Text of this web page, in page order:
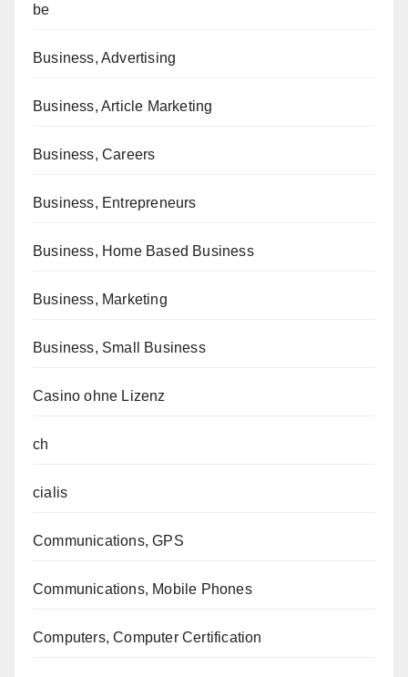
be
Business, Advertising
Business, Article Marketing
Business, Careers
Business, Entrepreneurs
Business, Home Based Business
Business, Marketing
Business, Small Business
Casino ohne Lizenz
ch
cialis
Communications, GPS
Communications, Mobile Phones
Computers, Computer Certification